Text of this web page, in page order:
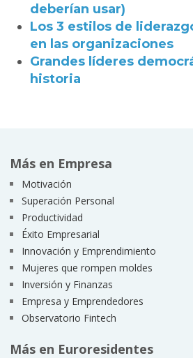
deberían usar)
Los 3 estilos de
en las organizaciones
Grandes líderes
historia
Más en Empresa
Motivación
Superación Personal
Productividad
Éxito Empresarial
Innovación y Emprendimiento
Mujeres que rompen moldes
Inversión y Finanzas
Empresa y Emprendedores
Observatorio Fintech
Más en Euroresidentes